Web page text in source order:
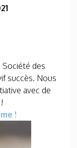
Société des
succès. Nous
avec de
!